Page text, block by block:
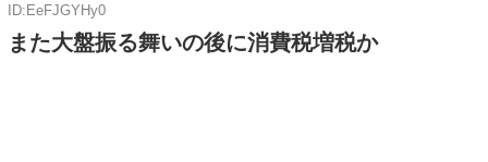
ID:EeFJGYHy0
また大盤振る舞いの後に消費税増税か